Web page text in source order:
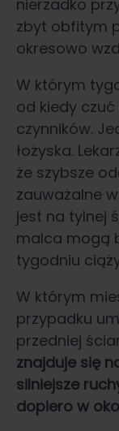
nierzadko
zbyt obfitym
okresowo
W którym
od kiedy
czynników.
łożyska.
że szybsze
zauważalne
jest na tylnej
malca mogą
tygodniu
W którym
przypadku
przedniej
znajduje się
silniejsze
dopiero w